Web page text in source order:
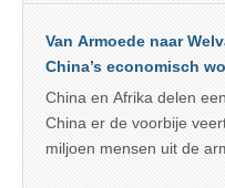
Van Armoede naar
China’s economisch
China en Afrika delen
China er de voorbije
miljoen mensen uit de